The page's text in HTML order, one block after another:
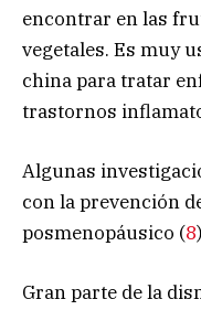
encontrar en las
vegetales. Es muy
china para tratar
trastornos
Algunas
con la prevención
posmenopáusico (8
Gran parte de la